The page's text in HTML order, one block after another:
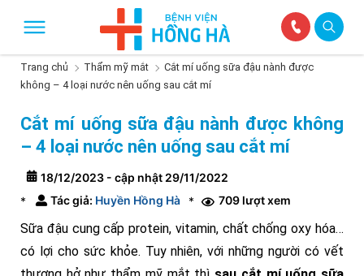
Trang chủ Thẩm mỹ mắt
Cắt mí uống sữa đậu nành được
không – 4 loại nước nên uống sau cắt mí
Cắt mí uống sữa đậu nành được không
– 4 loại nước nên uống sau cắt mí
18/12/2023 - cập nhật 29/11/2022
*
Tác giả: Huyền Hồng Hà * 709 lượt xem
Sữa đậu cung cấp protein, vitamin, chất chống oxy hóa…
có lợi cho sức khỏe. Tuy nhiên, với những người có vết